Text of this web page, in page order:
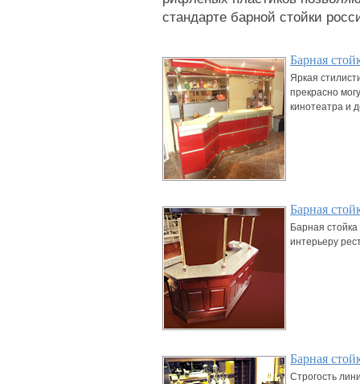
стандарте барной стойки
Барная
Яркая
прекрасно
кинотеатра и
Барная
Барная стойка
интерьеру
Барная
Строгость